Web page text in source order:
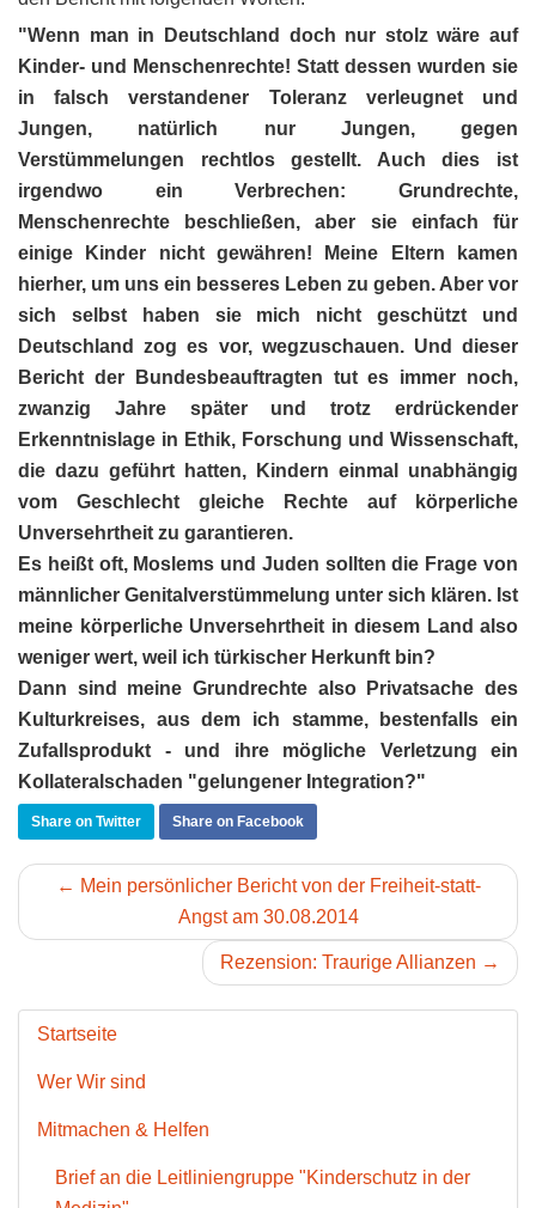
"Wenn man in Deutschland doch nur stolz wäre auf
Kinder- und Menschenrechte! Statt dessen wurden sie
in falsch verstandener Toleranz verleugnet und
Jungen, natürlich nur Jungen, gegen
Verstümmelungen rechtlos gestellt. Auch dies ist
irgendwo ein Verbrechen: Grundrechte,
Menschenrechte beschließen, aber sie einfach für
einige Kinder nicht gewähren! Meine Eltern kamen
hierher, um uns ein besseres Leben zu geben. Aber vor
sich selbst haben sie mich nicht geschützt und
Deutschland zog es vor, wegzuschauen. Und dieser
Bericht der Bundesbeauftragten tut es immer noch,
zwanzig Jahre später und trotz erdrückender
Erkenntnislage in Ethik, Forschung und Wissenschaft,
die dazu geführt hatten, Kindern einmal unabhängig
vom Geschlecht gleiche Rechte auf körperliche
Unversehrtheit zu garantieren.
Es heißt oft, Moslems und Juden sollten die Frage von
männlicher Genitalverstümmelung unter sich klären. Ist
meine körperliche Unversehrtheit in diesem Land also
weniger wert, weil ich türkischer Herkunft bin?
Dann sind meine Grundrechte also Privatsache des
Kulturkreises, aus dem ich stamme, bestenfalls ein
Zufallsprodukt - und ihre mögliche Verletzung ein
Kollateralschaden "gelungener Integration?"
Share on Twitter Share on Facebook
← Mein persönlicher Bericht von der Freiheit-statt-
Angst am 30.08.2014
Rezension: Traurige Allianzen →
Startseite
Wer Wir sind
Mitmachen & Helfen
Brief an die Leitliniengruppe "Kinderschutz in der